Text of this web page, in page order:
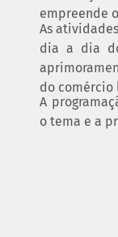
empreende
As
dia a dia
do comércio
A
o tema e a